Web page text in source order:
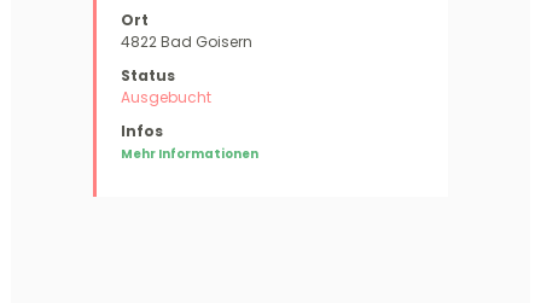
4822 Bad Goisern
Ausgebucht
Mehr Informationen